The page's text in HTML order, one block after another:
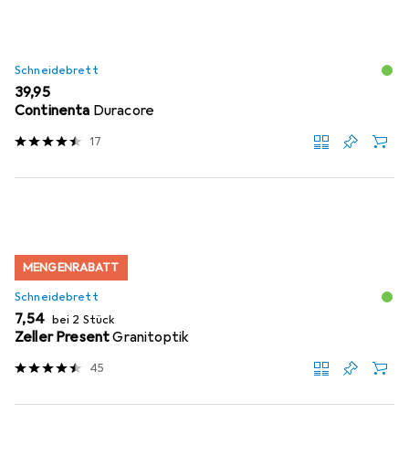
Schneidebrett
EUR
39,95
Continenta Duracore
17
MENGENRABATT
Schneidebrett
EUR
7,54 bei 2 Stück
Zeller PresentGranitoptik
45